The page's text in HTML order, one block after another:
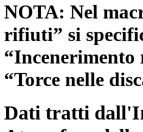
NOTA: Nel
rifiuti” si
“Torce nelle
Dati tratti